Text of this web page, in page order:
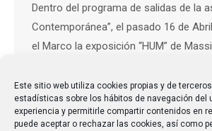
Este sitio web utiliza cookies propias y de
estadísticas sobre los hábitos de navegación del
experiencia y permitirle compartir contenidos en
puede aceptar o rechazar las cookies, así como
Dentro del programa de salidas de la
Contemporánea”, el pasado 16 de
el Marco la exposición “HUM” de
la exposición me había dejado sin
decía nada, y estaba muy lejos de lo